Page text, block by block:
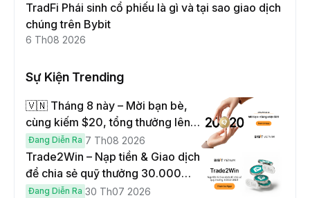
TradFi Phái sinh cổ phiếu là gì và tại sao giao dịch
chúng trên Bybit
6 Th08 2026
Sự Kiện Trending
🇻🇳 Tháng 8 này – Mời bạn bè,
cùng kiếm $20, tổng thưởng lên
đến $1,000
Đang Diễn Ra 7 Th08 2026
Trade2Win – Nạp tiền & Giao dịch
để chia sẻ quỹ thưởng 30.000
USDT
Đang Diễn Ra 30 Th07 2026